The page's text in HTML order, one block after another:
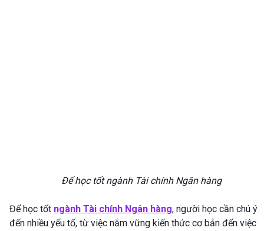
Để học tốt ngành Tài chính Ngân hàng
Để học tốt ngành Tài chính Ngân hàng, người học cần chú ý
đến nhiều yếu tố, từ việc nắm vững kiến thức cơ bản đến việc